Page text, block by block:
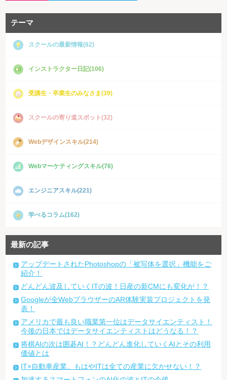
テーマ
スクールの最新情報(82)
インストラクター日記(106)
受講生・卒業生のみなさま(39)
スクールの寄り道スポット(32)
Webデザインスキル(214)
Webマーケティングスキル(76)
エンジニアスキル(221)
学べるコラム(162)
最新の記事
アップデートされたPhotoshopの「被写体を選択」機能をご
紹介！
どんどん波及していくITの波！日産の新CMにも変化が！？
Googleが全WebブラウザーのAR体験実装プロジェクトを発
表！
アメリカで最も良い職業第一位はデータサイエンティスト！
今後の日本ではデータサイエンティストはどうなる！？
将棋AIの次は囲碁AI！？どんどん進化していくAIとその利用
価値とは
IT×自動車産業。もはやITは全ての産業に欠かせない！？